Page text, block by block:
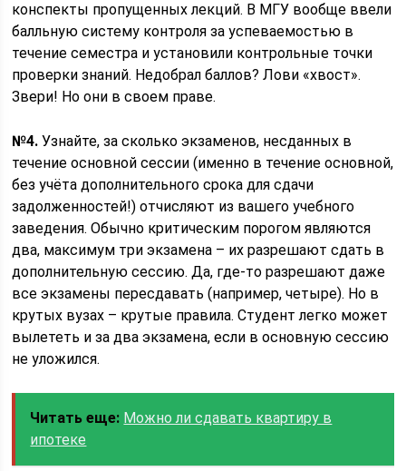
конспекты пропущенных лекций. В МГУ вообще ввели
балльную систему контроля за успеваемостью в
течение семестра и установили контрольные точки
проверки знаний. Недобрал баллов? Лови «хвост».
Звери! Но они в своем праве.
№4. Узнайте, за сколько экзаменов, несданных в
течение основной сессии (именно в течение основной,
без учёта дополнительного срока для сдачи
задолженностей!) отчисляют из вашего учебного
заведения. Обычно критическим порогом являются
два, максимум три экзамена – их разрешают сдать в
дополнительную сессию. Да, где-то разрешают даже
все экзамены пересдавать (например, четыре). Но в
крутых вузах – крутые правила. Студент легко может
вылететь и за два экзамена, если в основную сессию
не уложился.
Читать еще: Можно ли сдавать квартиру в
ипотеке